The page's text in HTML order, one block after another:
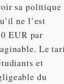
sa politique
ne l’est
EUR par
Le
et
du